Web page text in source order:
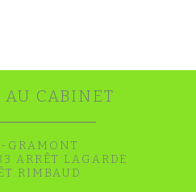
AU CABINET
GRAMONT
ARRÊT LAGARDE
RIMBAUD